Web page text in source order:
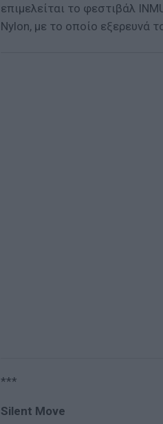
επιμελείται το φεστιβάλ
Nylon, με το οποίο εξερευνά
***
Silent Move